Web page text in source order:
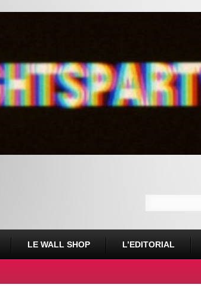
LE WALL SHOP L’EDITORIAL